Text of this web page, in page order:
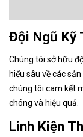
Đội Ngũ Kỹ
Chúng tôi sở hữu
hiểu sâu về các
chúng tôi cam kết
chóng và hiệu quả.
Linh Kiện